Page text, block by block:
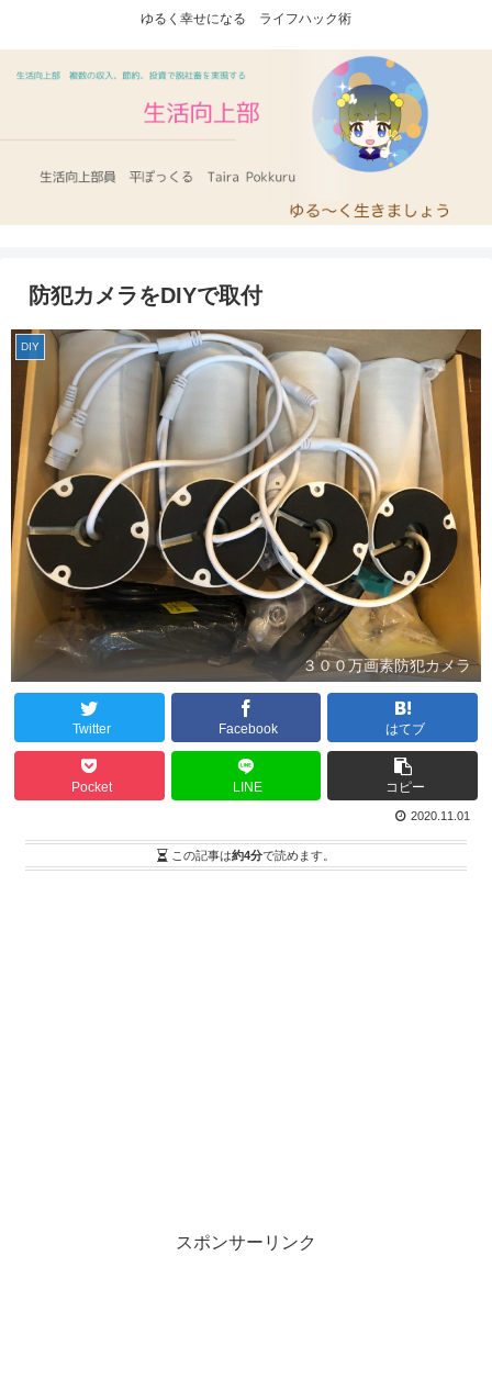
ゆるく幸せになる ライフハック術
防犯カメラをDIYで取付
DIY
３００万画素防犯カメラ
Twitter Facebook はてブ
Pocket LINE コピー
2020.11.01
この記事は約4分で読めます。
スポンサーリンク